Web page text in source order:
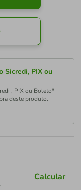
Sicredi, PIX ou
, PIX ou Boleto*
deste produto.
Calcular